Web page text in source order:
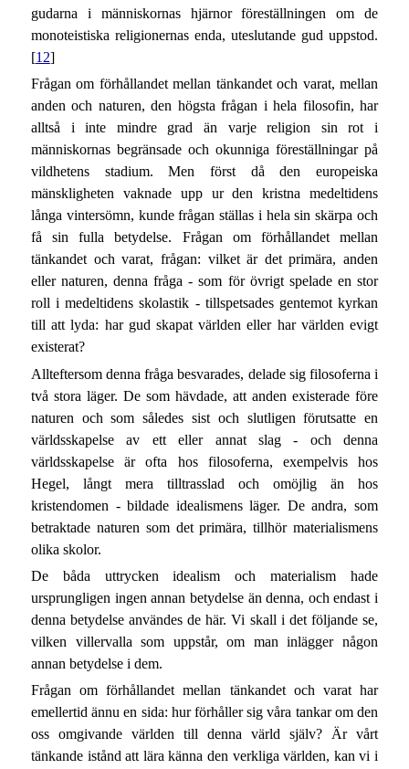
gudarna i människornas hjärnor föreställningen om de
monoteistiska religionernas enda, uteslutande gud uppstod.
[12]
Frågan om förhållandet mellan tänkandet och varat, mellan
anden och naturen, den högsta frågan i hela filosofin, har
alltså i inte mindre grad än varje religion sin rot i
människornas begränsade och okunniga föreställningar på
vildhetens stadium. Men först då den europeiska
mänskligheten vaknade upp ur den kristna medeltidens
långa vintersömn, kunde frågan ställas i hela sin skärpa och
få sin fulla betydelse. Frågan om förhållandet mellan
tänkandet och varat, frågan: vilket är det primära, anden
eller naturen, denna fråga - som för övrigt spelade en stor
roll i medeltidens skolastik - tillspetsades gentemot kyrkan
till att lyda: har gud skapat världen eller har världen evigt
existerat?
Allteftersom denna fråga besvarades, delade sig filosoferna i
två stora läger. De som hävdade, att anden existerade före
naturen och som således sist och slutligen förutsatte en
världsskapelse av ett eller annat slag - och denna
världsskapelse är ofta hos filosoferna, exempelvis hos
Hegel, långt mera tilltrasslad och omöjlig än hos
kristendomen - bildade idealismens läger. De andra, som
betraktade naturen som det primära, tillhör materialismens
olika skolor.
De båda uttrycken idealism och materialism hade
ursprungligen ingen annan betydelse än denna, och endast i
denna betydelse användes de här. Vi skall i det följande se,
vilken villervalla som uppstår, om man inlägger någon
annan betydelse i dem.
Frågan om förhållandet mellan tänkandet och varat har
emellertid ännu en sida: hur förhåller sig våra tankar om den
oss omgivande världen till denna värld själv? Är vårt
tänkande istånd att lära känna den verkliga världen, kan vi i